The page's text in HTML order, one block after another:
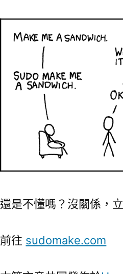
還是不懂嗎？沒關係，
前往 sudomake.com